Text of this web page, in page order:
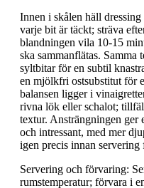
Innen i skålen häll
varje bit är täckt; sträva
blandningen vila 10-15
ska sammanflätas.
syltbitar för en subtil
en mjölkfri ostsubstitut för
balansen ligger i
rivna lök eller schalot;
textur. Ansträngningen ger
och intressant, med mer
igen precis innan
Servering och förvaring:
rumstemperatur; förvara i